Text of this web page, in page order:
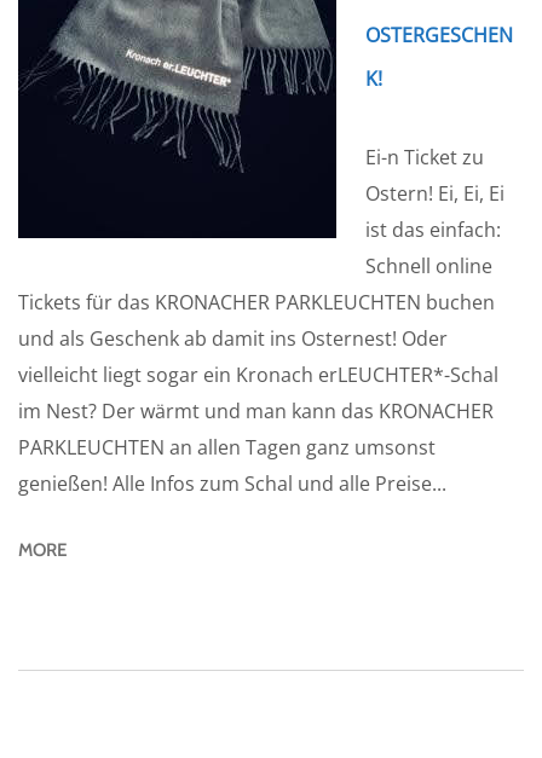
OSTERGESCHEN
K!
Ei-n Ticket zu
Ostern! Ei, Ei, Ei
ist das einfach:
Schnell online
Tickets für das KRONACHER PARKLEUCHTEN buchen
und als Geschenk ab damit ins Osternest! Oder
vielleicht liegt sogar ein Kronach erLEUCHTER*-Schal
im Nest? Der wärmt und man kann das KRONACHER
PARKLEUCHTEN an allen Tagen ganz umsonst
genießen! Alle Infos zum Schal und alle Preise...
MORE